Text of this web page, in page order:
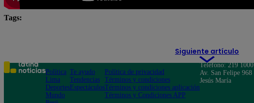
Tags:
Siguiente artículo
Política
Lima
Deportes
Mundo
Te ayudo
Tendencias
Espectáculos
Política de privacidad
Términos y condiciones
Términos y condiciones aplicación
Términos y Condiciones APP
Teléfono: 219 1000
Av. San Felipe 968
Jesús María